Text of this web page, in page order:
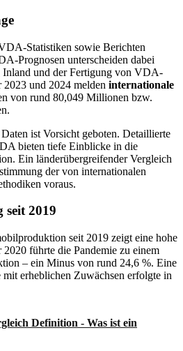
Statistiken sowie Berichten
Prognosen unterscheiden dabei
und der Fertigung von VDA-
und 2024 melden internationale
von rund 80,049 Millionen bzw.
ist Vorsicht geboten. Detaillierte
bieten tiefe Einblicke in die
Ein länderübergreifender Vergleich
der von internationalen
voraus.
2019
seit 2019 zeigt eine hohe
führte die Pandemie zu einem
– ein Minus von rund 24,6 %. Eine
erheblichen Zuwächsen erfolgte in
Definition - Was ist ein